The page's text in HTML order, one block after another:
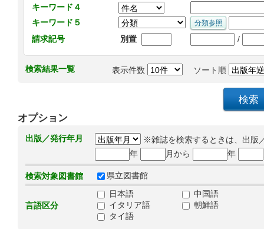
キーワード４
キーワード５
請求記号
別置 /
検索結果一覧 表示件数 ソート順
オプション
出版／発行年月
※雑誌を検索するときは、出版
年
月から 年
検索対象図書館 県立図書館
言語区分
日本語
中国語
イタリア語
朝鮮語
タイ語